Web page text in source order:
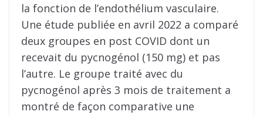
la fonction de l’endothélium vasculaire.
Une étude publiée en avril 2022 a comparé
deux groupes en post COVID dont un
recevait du pycnogénol (150 mg) et pas
l’autre. Le groupe traité avec du
pycnogénol après 3 mois de traitement a
montré de façon comparative une